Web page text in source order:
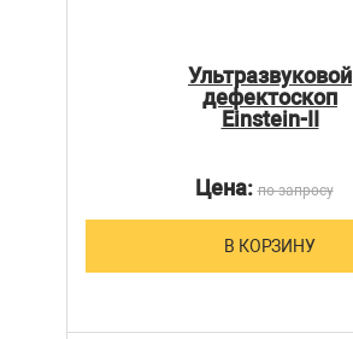
Ультразвуковой
дефектоскоп
Einstein-II
Цена:по запросу
В КОРЗИНУ